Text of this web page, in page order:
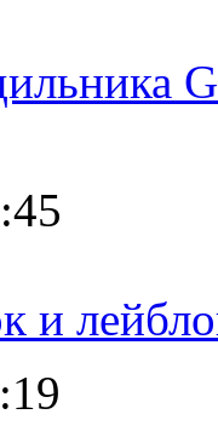
и